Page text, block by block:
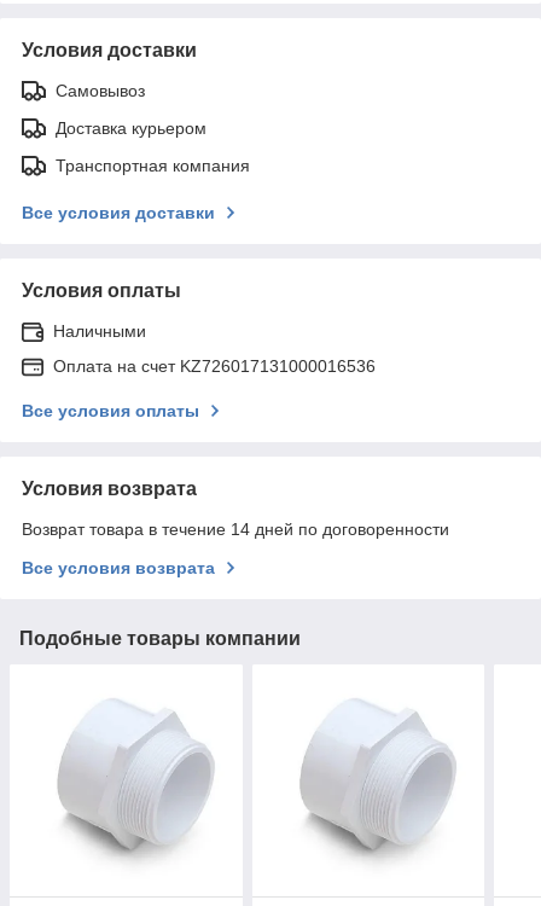
Условия доставки
Самовывоз
Доставка курьером
Транспортная компания
Все условия доставки
Условия оплаты
Наличными
Оплата на счет KZ726017131000016536
Все условия оплаты
Условия возврата
Возврат товара в течение 14 дней по договоренности
Все условия возврата
Подобные товары компании